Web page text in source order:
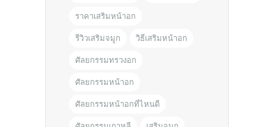
ราคาเสริมหน้าอก
รีวิวเสริมจมูก วิธีเสริมหน้าอก
ศัลยกรรมทรวงอก
ศัลยกรรมหน้าอก
ศัลยกรรมหน้าอกที่ไหนดี